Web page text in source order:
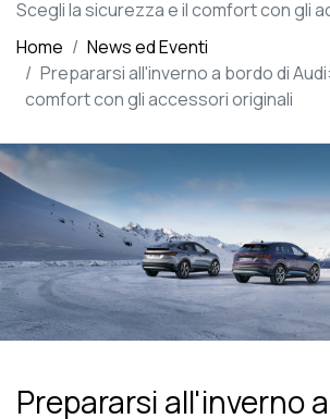
Scegli la sicurezza e il comfort con gli
Home
News ed Eventi
Prepararsi all'inverno a bordo di
comfort con gli accessori originali
Prepararsi all'inverno